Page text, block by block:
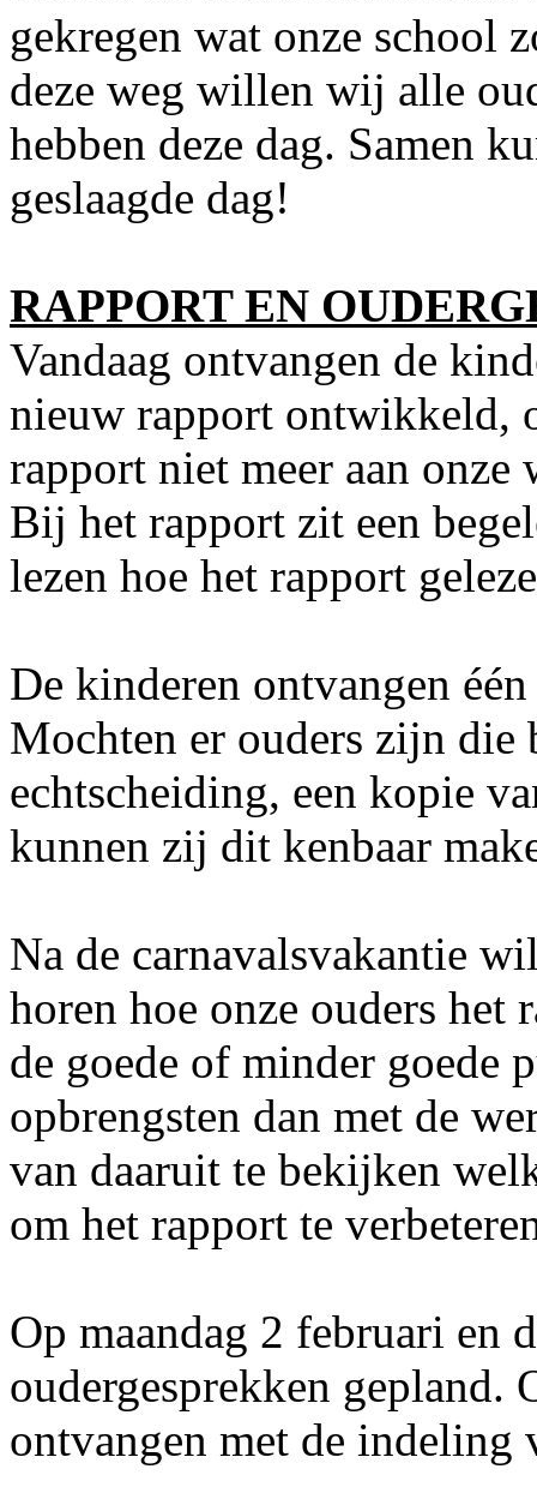
gekregen wat onze school
deze weg willen wij alle
hebben deze dag. Samen
geslaagde dag!
RAPPORT EN
Vandaag ontvangen de
nieuw rapport ontwikkeld,
rapport niet meer aan
Bij het rapport zit een
lezen hoe het rapport
De kinderen ontvangen
Mochten er ouders zijn die
echtscheiding, een kopie
kunnen zij dit kenbaar
Na de carnavalsvakantie
horen hoe onze ouders het
de goede of minder goede
opbrengsten dan met de
van daaruit te bekijken
om het rapport te
Op maandag 2 februari en
oudergesprekken gepland.
ontvangen met de indeling